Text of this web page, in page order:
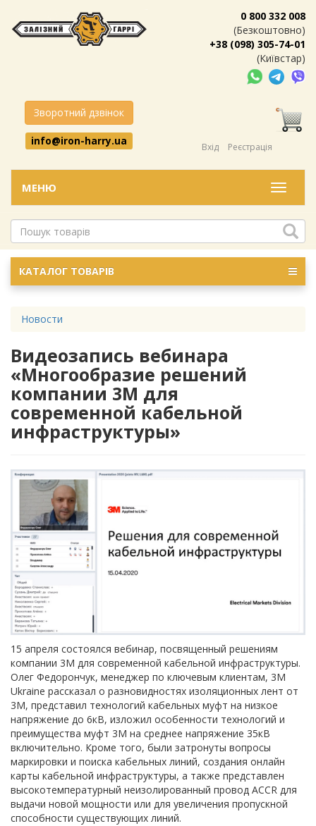
0 800 332 008
(Безкоштовно)
+38 (098) 305-74-01
(Київстар)
Зворотний дзвінок
info@iron-harry.ua
Вхід Реєстрація
Меню
МЕНЮ
КАТАЛОГ ТОВАРІВ
Новости
Видеозапись вебинара
«Многообразие решений
компании 3М для
современной кабельной
инфраструктуры»
15 апреля состоялся вебинар, посвященный решениям
компании 3М для современной кабельной инфраструктуры.
Олег Федорончук, менеджер по ключевым клиентам, 3M
Ukraine рассказал о разновидностях изоляционных лент от
3М, представил технологий кабельных муфт на низкое
напряжение до 6кВ, изложил особенности технологий и
преимущества муфт 3М на среднее напряжение 35кВ
включительно. Кроме того, были затронуты вопросы
маркировки и поиска кабельных линий, создания онлайн
карты кабельной инфраструктуры, а также представлен
высокотемпературный неизолированный провод ACCR для
выдачи новой мощности или для увеличения пропускной
способности существующих линий.